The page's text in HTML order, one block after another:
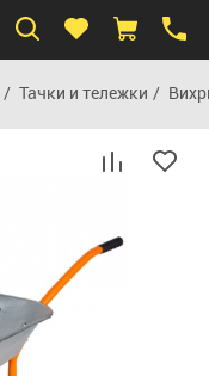
Тачки и тележки